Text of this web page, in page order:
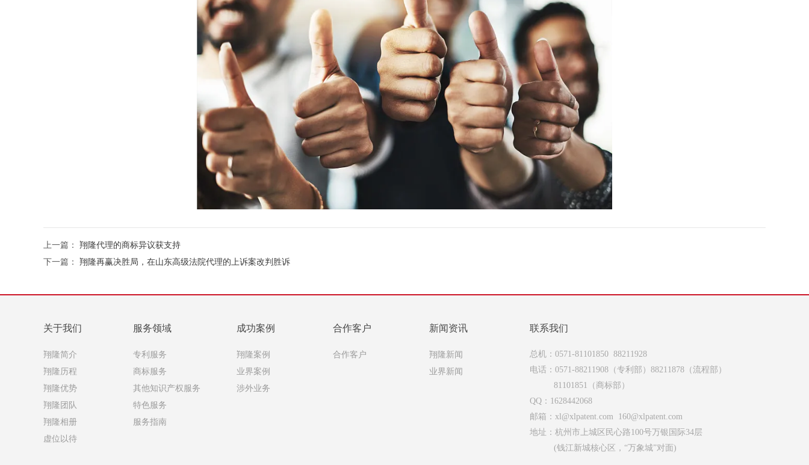
上一篇： 翔隆代理的商标异议获支持
下一篇： 翔隆再赢决胜局，在山东高级法院代理的上诉案改判胜诉
关于我们
翔隆简介
翔隆历程
翔隆优势
翔隆团队
翔隆相册
虚位以待
服务领域
专利服务
商标服务
其他知识产权服务
特色服务
服务指南
成功案例
翔隆案例
业界案例
涉外业务
合作客户
合作客户
新闻资讯
翔隆新闻
业界新闻
联系我们
总机：0571-81101850 88211928
电话：0571-88211908（专利部）88211878（流程部）
81101851（商标部）
QQ：1628442068
邮箱：xl@xlpatent.com 160@xlpatent.com
地址：杭州市上城区民心路100号万银国际34层
(钱江新城核心区，“万象城”对面)